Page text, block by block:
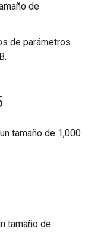
de
de parámetros
tamaño de 1,000
tamaño de